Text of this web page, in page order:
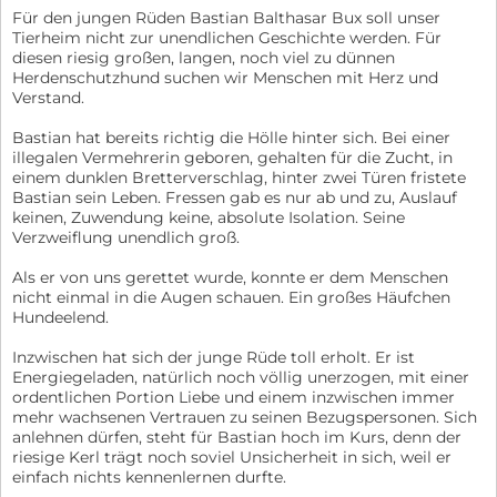
Für den jungen Rüden Bastian Balthasar Bux soll unser
Tierheim nicht zur unendlichen Geschichte werden. Für
diesen riesig großen, langen, noch viel zu dünnen
Herdenschutzhund suchen wir Menschen mit Herz und
Verstand.
Bastian hat bereits richtig die Hölle hinter sich. Bei einer
illegalen Vermehrerin geboren, gehalten für die Zucht, in
einem dunklen Bretterverschlag, hinter zwei Türen fristete
Bastian sein Leben. Fressen gab es nur ab und zu, Auslauf
keinen, Zuwendung keine, absolute Isolation. Seine
Verzweiflung unendlich groß.
Als er von uns gerettet wurde, konnte er dem Menschen
nicht einmal in die Augen schauen. Ein großes Häufchen
Hundeelend.
Inzwischen hat sich der junge Rüde toll erholt. Er ist
Energiegeladen, natürlich noch völlig unerzogen, mit einer
ordentlichen Portion Liebe und einem inzwischen immer
mehr wachsenen Vertrauen zu seinen Bezugspersonen. Sich
anlehnen dürfen, steht für Bastian hoch im Kurs, denn der
riesige Kerl trägt noch soviel Unsicherheit in sich, weil er
einfach nichts kennenlernen durfte.